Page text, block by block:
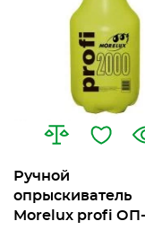
Ручной
опрыскиватель
Morelux profi